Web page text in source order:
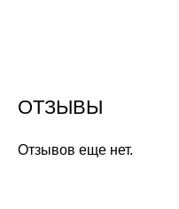
ОТЗЫВЫ
Отзывов еще нет.